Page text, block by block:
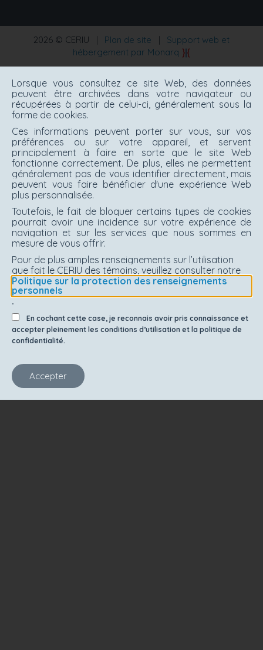
2026 © CERIU | Plan de site |
Support web et
hébergement par Monarq
Lorsque vous consultez ce site Web, des données
peuvent être archivées dans votre navigateur ou
récupérées à partir de celui-ci, généralement sous la
forme de cookies.
Ces informations peuvent porter sur vous, sur vos
préférences ou sur votre appareil, et servent
principalement à faire en sorte que le site Web
fonctionne correctement. De plus, elles ne permettent
généralement pas de vous identifier directement, mais
peuvent vous faire bénéficier d'une expérience Web
plus personnalisée.
Toutefois, le fait de bloquer certains types de cookies
pourrait avoir une incidence sur votre expérience de
navigation et sur les services que nous sommes en
mesure de vous offrir.
Pour de plus amples renseignements sur l’utilisation
que fait le CERIU des témoins, veuillez consulter notre
Politique sur la protection des renseignements
personnels
.
En cochant cette case, je reconnais avoir pris connaissance et
accepter pleinement les conditions d’utilisation et la politique de
confidentialité.
Accepter